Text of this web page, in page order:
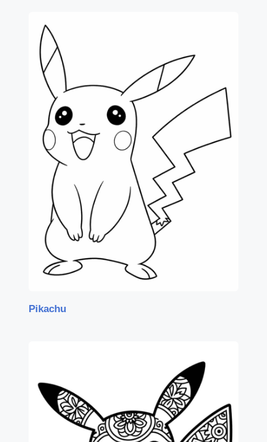
Pikachu